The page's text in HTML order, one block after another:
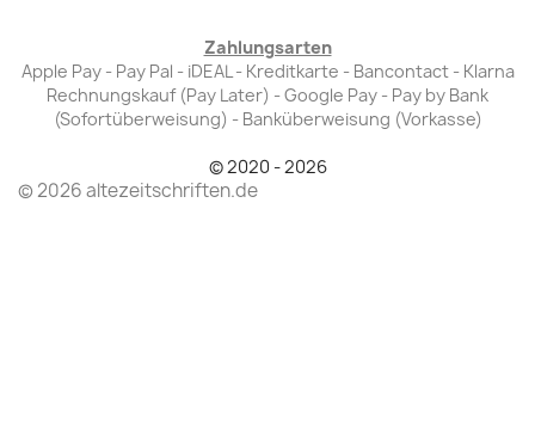
Zahlungsarten
Apple Pay - Pay Pal - iDEAL - Kreditkarte - Bancontact - Klarna
Rechnungskauf (Pay Later) - Google Pay - Pay by Bank
(Sofortüberweisung) - Banküberweisung (Vorkasse)
© 2020 - 2026
© 2026 altezeitschriften.de